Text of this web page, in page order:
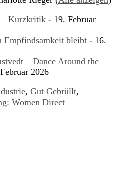
– Kurzkritik - 19. Februar
Empfindsamkeit bleibt - 16.
– Dance Around the
2026
, Gut Gebrüllt,
Women Direct